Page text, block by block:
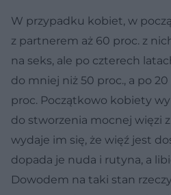
W przypadku kobiet, w
z partnerem aż 60 proc. z
na seks, ale po czterech
do mniej niż 50 proc., a po
proc. Początkowo kobiety
do stworzenia mocnej więzi
wydaje im się, że więź jest
dopada je nuda i rutyna, a
Dowodem na taki stan